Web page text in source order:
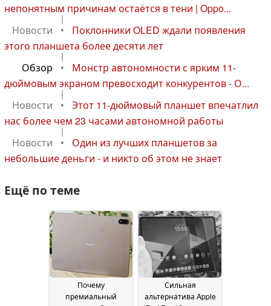
непонятным причинам остаётся в тени | Oppo...
|
Новости
•
Поклонники OLED ждали появления
этого планшета более десяти лет
|
Обзор
•
Монстр автономности с ярким 11-
дюймовым экраном превосходит конкурентов - О...
|
Новости
•
Этот 11-дюймовый планшет впечатлил
нас более чем 23 часами автономной работы
|
Новости
•
Один из лучших планшетов за
небольшие деньги - и никто об этом не знает
Ещё по теме
Почему
премиальный
Сильная
альтернатива Apple